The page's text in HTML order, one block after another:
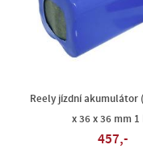
Reely jízdní akumulátor
x 36 x 36 mm 1
457,-